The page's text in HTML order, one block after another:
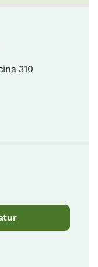
310